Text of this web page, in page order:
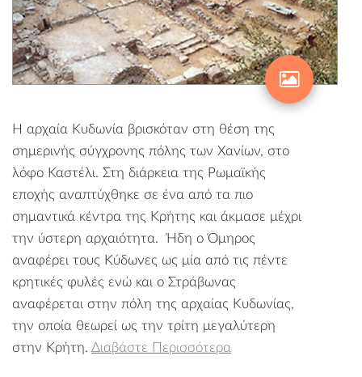
Η αρχαία Κυδωνία βρισκόταν στη θέση της
σημερινής σύγχρονης πόλης των Χανίων, στο
λόφο Καστέλι. Στη διάρκεια της Ρωμαϊκής
εποχής αναπτύχθηκε σε ένα από τα πιο
σημαντικά κέντρα της Κρήτης και άκμασε μέχρι
την ύστερη αρχαιότητα. Ήδη ο Όμηρος
αναφέρει τους Κύδωνες ως μία από τις πέντε
κρητικές φυλές ενώ και ο Στράβωνας
αναφέρεται στην πόλη της αρχαίας Κυδωνίας,
την οποία θεωρεί ως την τρίτη μεγαλύτερη
στην Κρήτη. Διαβάστε Περισσότερα